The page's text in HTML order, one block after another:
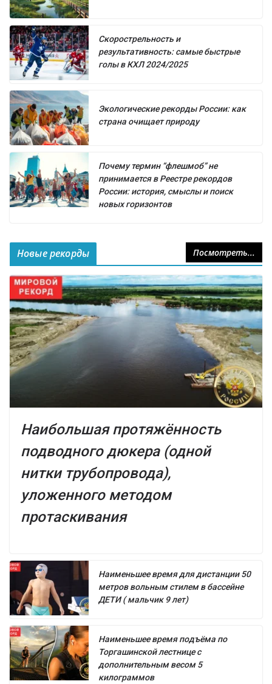
Скорострельность и
результативность: самые быстрые
голы в КХЛ 2024/2025
Экологические рекорды России: как
страна очищает природу
Почему термин “флешмоб” не
принимается в Реестре рекордов
России: история, смыслы и поиск
новых горизонтов
Новые рекорды Посмотреть...
Наибольшая протяжённость
подводного дюкера (одной
нитки трубопровода),
уложенного методом
протаскивания
Наименьшее время для дистанции 50
метров вольным стилем в бассейне
ДЕТИ ( мальчик 9 лет)
Наименьшее время подъёма по
Торгашинской лестнице с
дополнительным весом 5
килограммов